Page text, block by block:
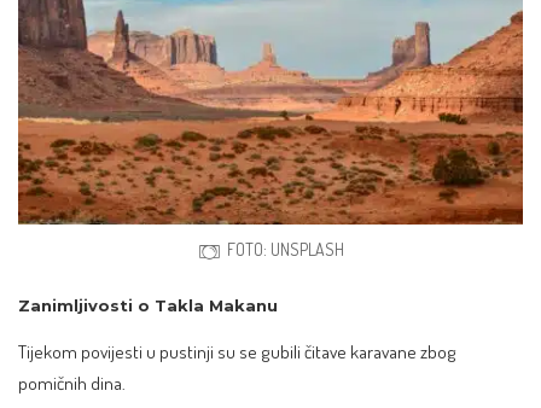
FOTO: UNSPLASH
Zanimljivosti o Takla Makanu
Tijekom povijesti u pustinji su se gubili čitave karavane zbog
pomičnih dina.